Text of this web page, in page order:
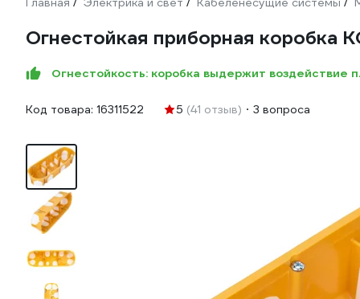
/ / /
Огнестойкая приборная коробка
Огнестойкость: коробка выдержит воздействие
Код товара: 16311522 5 (41 отзыв) 3 вопроса